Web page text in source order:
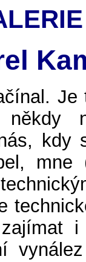
. Je
někdy
kdy
mne
i